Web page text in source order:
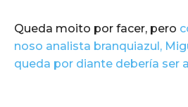
Queda moito por facer, pero
noso analista branquiazul,
queda por diante debería ser